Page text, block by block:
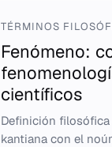
TÉRMINOS
Fenómeno:
científicos
Definición
kantiana con el